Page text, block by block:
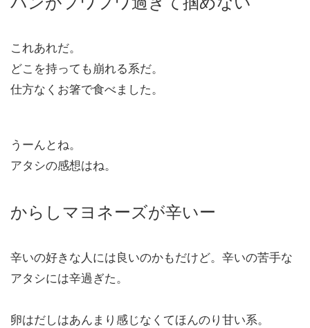
これあれだ。
どこを持っても崩れる系だ。
仕方なくお箸で食べました。
うーんとね。
アタシの感想はね。
からしマヨネーズが辛いー
辛いの好きな人には良いのかもだけど。辛いの苦手な
アタシには辛過ぎた。
卵はだしはあんまり感じなくてほんのり甘い系。